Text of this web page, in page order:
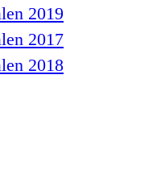
2019
2017
2018